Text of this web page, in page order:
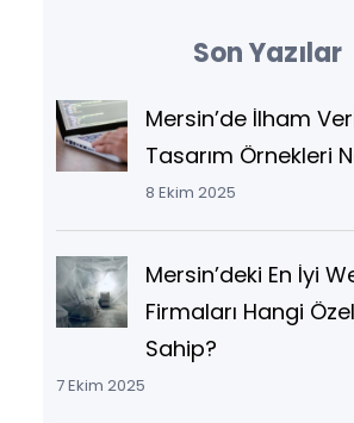
Son Yazılar
Mersin’de İlham
Tasarım Örnekleri
8 Ekim 2025
Mersin’deki En İyi
Firmaları Hangi
Sahip?
7 Ekim 2025